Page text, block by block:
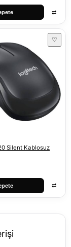
⇄
♡
Silent Kablosuz
⇄